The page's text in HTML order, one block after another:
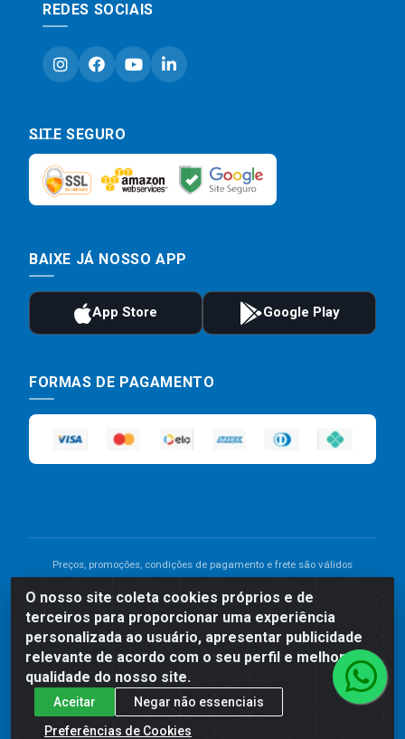
O nosso site coleta cookies próprios e de
terceiros para proporcionar uma experiência
personalizada ao usuário, apresentar publicidade
relevante de acordo com o seu perfil e melhorar a
qualidade do nosso site.
Aceitar
Negar não essenciais
Preferências de Cookies
REDES SOCIAIS
SITE SEGURO
BAIXE JÁ NOSSO APP
FORMAS DE PAGAMENTO
Preços, promoções, condições de pagamento e frete são válidos
divergência de preço de um produto, será válido o preço que for
exibido no carrinho de compras do site no momento do pagamento.
As vendas estão sujeitas a análise e disponibilidade do estoque.
Imagens de produtos meramente ilustrativas.
Comercial de Construção 2001 LTDA - Av. Congresso
Eucarístico, 1179 - São José, Carpina - PE - CEP: 55811-
000 - 70.220.389/0001-66